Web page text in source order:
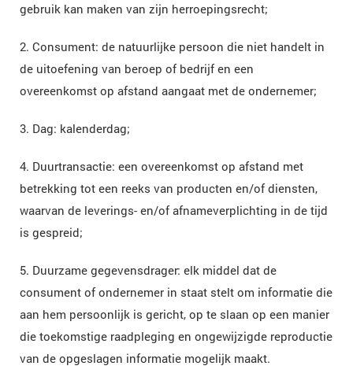
gebruik kan maken van zijn herroepingsrecht;
2. Consument: de natuurlijke persoon die niet handelt in
de uitoefening van beroep of bedrijf en een
overeenkomst op afstand aangaat met de ondernemer;
3. Dag: kalenderdag;
4. Duurtransactie: een overeenkomst op afstand met
betrekking tot een reeks van producten en/of diensten,
waarvan de leverings- en/of afnameverplichting in de tijd
is gespreid;
5. Duurzame gegevensdrager: elk middel dat de
consument of ondernemer in staat stelt om informatie die
aan hem persoonlijk is gericht, op te slaan op een manier
die toekomstige raadpleging en ongewijzigde reproductie
van de opgeslagen informatie mogelijk maakt.